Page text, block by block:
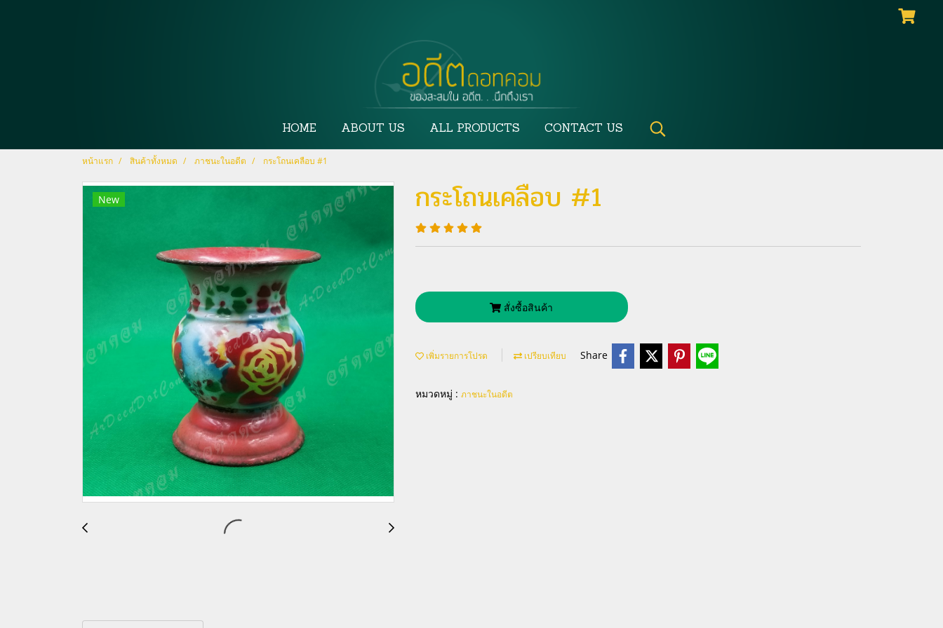
HOME ABOUT US ALL PRODUCTS CONTACT US
หน้าแรก สินค้าทั้งหมด ภาชนะในอดีต กระโถนเคลือบ #1
New กระโถนเคลือบ #1
สั่งซื้อสินค้า
เพิ่มรายการโปรด เปรียบเทียบ Share
หมวดหมู่ : ภาชนะในอดีต